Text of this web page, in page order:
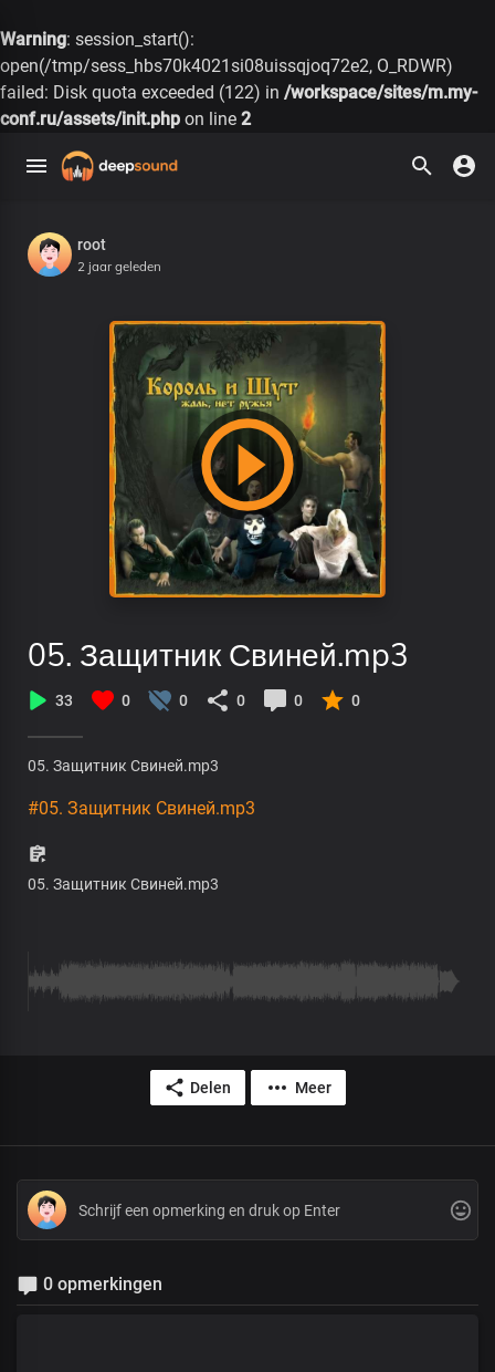
Warning: session_start():
open(/tmp/sess_hbs70k4021si08uissqjoq72e2, O_RDWR)
failed: Disk quota exceeded (122) in /workspace/sites/m.my-
conf.ru/assets/init.php on line 2
root
2 jaar geleden
05. Защитник Свиней.mp3
33 0 0 0 0 0
05. Защитник Свиней.mp3
#05. Защитник Свиней.mp3
05. Защитник Свиней.mp3
Delen Meer
0 opmerkingen